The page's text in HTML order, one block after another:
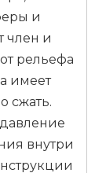
и
член и
рельефа
имеет
сжать.
внутри